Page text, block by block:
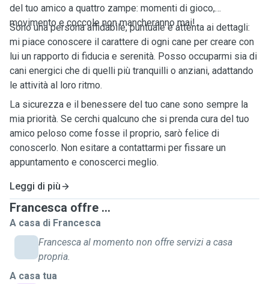
del tuo amico a quattro zampe: momenti di gioco,
movimento e coccole non mancheranno mai!
Sono una persona affidabile, puntuale e attenta ai dettagli:
mi piace conoscere il carattere di ogni cane per creare con
lui un rapporto di fiducia e serenità. Posso occuparmi sia di
cani energici che di quelli più tranquilli o anziani, adattando
le attività al loro ritmo.
La sicurezza e il benessere del tuo cane sono sempre la
mia priorità. Se cerchi qualcuno che si prenda cura del tuo
amico peloso come fosse il proprio, sarò felice di
conoscerlo. Non esitare a contattarmi per fissare un
appuntamento e conoscerci meglio.
Leggi di più
Francesca offre ...
A casa di Francesca
Francesca al momento non offre servizi a casa
propria.
A casa tua